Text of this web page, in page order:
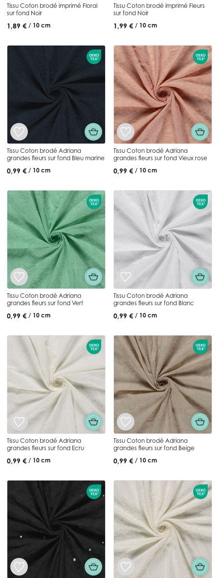
Tissu Coton brodé imprimé Floral
sur fond Noir
1,89 € / 10 cm
Tissu Coton brodé imprimé Fleurs
sur fond Noir
1,99 € / 10 cm
Tissu Coton brodé Adriana
grandes fleurs sur fond Bleu marine
0,99 € / 10 cm
Tissu Coton brodé Adriana
grandes fleurs sur fond Vieux rose
0,99 € / 10 cm
Tissu Coton brodé Adriana
grandes fleurs sur fond Vert
0,99 € / 10 cm
Tissu Coton brodé Adriana
grandes fleurs sur fond Blanc
0,99 € / 10 cm
Tissu Coton brodé Adriana
grandes fleurs sur fond Ecru
0,99 € / 10 cm
Tissu Coton brodé Adriana
grandes fleurs sur fond Beige
0,99 € / 10 cm